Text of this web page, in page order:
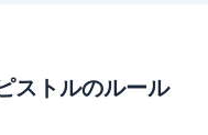
ストルのルール